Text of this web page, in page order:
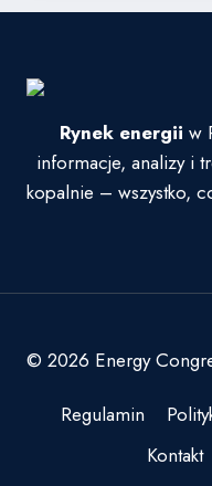
Rynek energii w
informacje, analizy i
kopalnie – wszystko,
© 2026 Energy
Regulamin
Kontakt